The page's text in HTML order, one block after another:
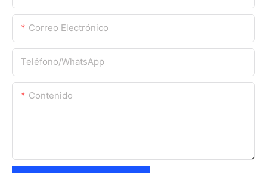
Correo Electrónico
Teléfono/WhatsApp
Contenido